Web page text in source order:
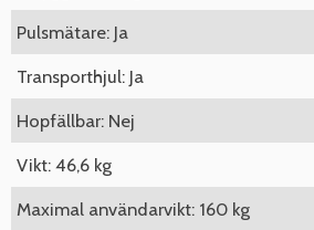
Pulsmätare: Ja
Transporthjul: Ja
Hopfällbar: Nej
Vikt: 46,6 kg
Maximal användarvikt: 160 kg